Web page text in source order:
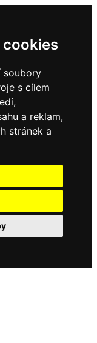
soubory
s cílem
a reklam,
stránek a